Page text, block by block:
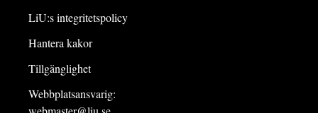
LiU:s integritetspolicy
Hantera kakor
Tillgänglighet
Webbplatsansvarig: